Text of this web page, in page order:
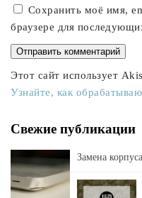
Сохранить моё имя,
браузере для
Этот сайт использует
Узнайте, как
Свежие публикации
Замена